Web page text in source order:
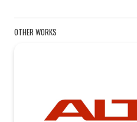
OTHER WORKS